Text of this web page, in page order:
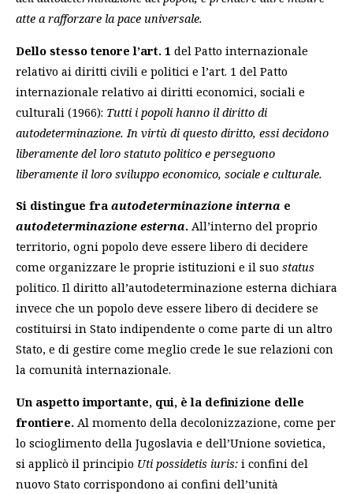
atte a rafforzare la pace universale.
Dello stesso tenore l’art. 1 del Patto internazionale
relativo ai diritti civili e politici e l’art. 1 del Patto
internazionale relativo ai diritti economici, sociali e
culturali (1966): Tutti i popoli hanno il diritto di
autodeterminazione. In virtù di questo diritto, essi decidono
liberamente del loro statuto politico e perseguono
liberamente il loro sviluppo economico, sociale e culturale.
Si distingue fra autodeterminazione interna e
autodeterminazione esterna. All’interno del proprio
territorio, ogni popolo deve essere libero di decidere
come organizzare le proprie istituzioni e il suo status
politico. Il diritto all’autodeterminazione esterna dichiara
invece che un popolo deve essere libero di decidere se
costituirsi in Stato indipendente o come parte di un altro
Stato, e di gestire come meglio crede le sue relazioni con
la comunità internazionale.
Un aspetto importante, qui, è la definizione delle
frontiere. Al momento della decolonizzazione, come per
lo scioglimento della Jugoslavia e dell’Unione sovietica,
si applicò il principio Uti possidetis iuris: i confini del
nuovo Stato corrispondono ai confini dell’unità